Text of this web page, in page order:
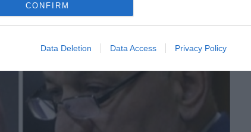
CONFIRM
Data Deletion Data Access Privacy Policy